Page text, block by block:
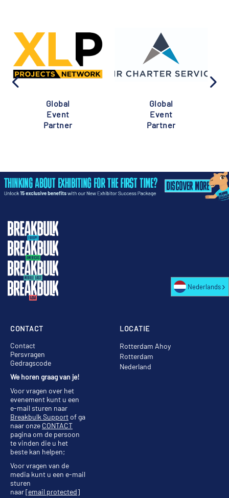
Global
Event
Partner
Global
Event
Partner
LOCATIE
Rotterdam Ahoy
Rotterdam
Nederland
CONTACT
Contact
Persvragen
Gedragscode
We horen graag van je!
Voor vragen over het
evenement kunt u een
e-mail sturen naar
Breakbulk Supportof ga
naar onze CONTACT
pagina om de persoon
te vinden die u het
beste kan helpen;
Voor vragen van de
media kunt u een e-mail
sturen
naar[email protected]
Nederlands